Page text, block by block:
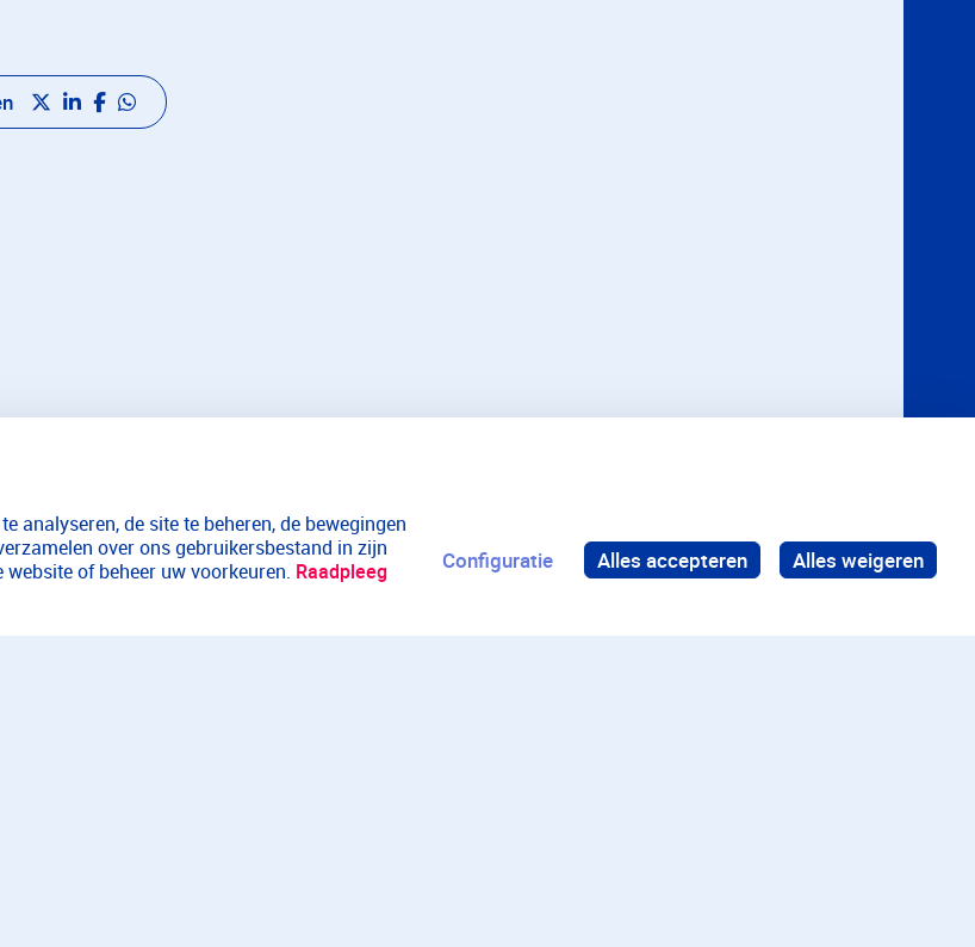
analyseren, de site te beheren, de bewegingen
over ons gebruikersbestand in zijn
of beheer uw voorkeuren. Raadpleeg
Configuratie Alles accepteren Alles weigeren